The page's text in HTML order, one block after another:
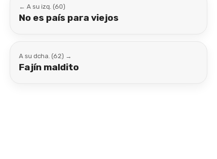
← A su izq. (60)
No es país para viejos
A su dcha. (62) →
Fajín maldito